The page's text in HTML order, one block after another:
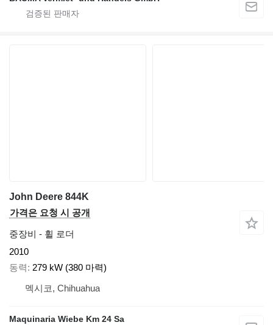
John Deere 844K
가격은 요청 시 공개
중장비 - 휠 로더
2010
동력
279 kW (380 마력)
멕시코, Chihuahua
Maquinaria Wiebe Km 24 Sa